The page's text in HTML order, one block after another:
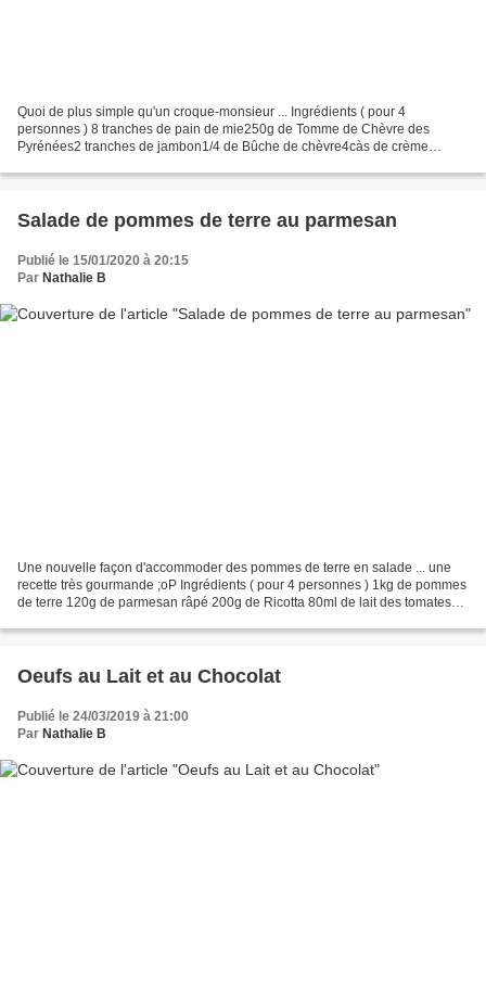
Quoi de plus simple qu'un croque-monsieur ... Ingrédients ( pour 4
personnes ) 8 tranches de pain de mie250g de Tomme de Chèvre des
Pyrénées2 tranches de jambon1/4 de Bûche de chèvre4càs de crème
Salade de pommes de terre au parmesan
Publié le 15/01/2020 à 20:15
Par Nathalie B
Une nouvelle façon d'accommoder des pommes de terre en salade ... une
recette très gourmande ;oP Ingrédients ( pour 4 personnes ) 1kg de pommes
de terre 120g de parmesan râpé 200g de Ricotta 80ml de lait des tomates
Oeufs au Lait et au Chocolat
Publié le 24/03/2019 à 21:00
Par Nathalie B